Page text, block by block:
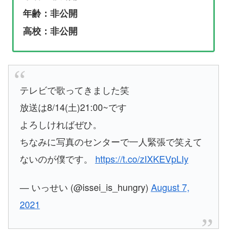
年齢：非公開
高校：非公開
テレビで歌ってきました笑
放送は8/14(土)21:00~です
よろしければぜひ。
ちなみに写真のセンターで一人緊張で笑えて
ないのが僕です。 https://t.co/zIXKEVpLIy
— いっせい (@issei_is_hungry) August 7,
2021